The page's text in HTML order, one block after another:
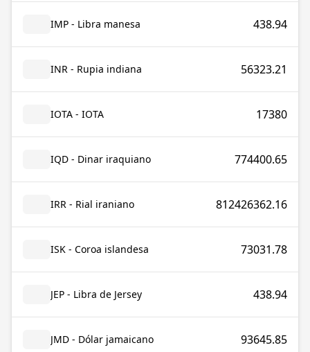
IMP - Libra manesa 438.94
INR - Rupia indiana 56323.21
IOTA - IOTA 17380
IQD - Dinar iraquiano 774400.65
IRR - Rial iraniano 812426362.16
ISK - Coroa islandesa 73031.78
JEP - Libra de Jersey 438.94
JMD - Dólar jamaicano 93645.85